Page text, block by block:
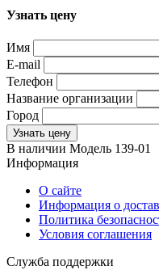
Узнать цену
Имя
E-mail
Телефон
Название организации
Город
Узнать цену
В наличии Модель 139-01
Информация
О сайте
Информация о
Политика
Условия соглашения
Служба поддержки